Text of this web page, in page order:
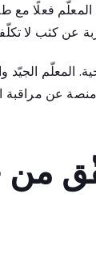
فعلًا مع
عن كثب لا
المعلّم الجيّد
عن مراقبة